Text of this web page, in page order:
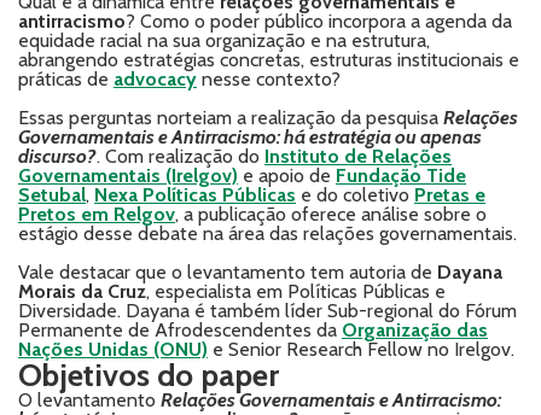
antirracismo? Como o poder público incorpora a agenda da
equidade racial na sua organização e na estrutura,
abrangendo estratégias concretas, estruturas institucionais e
práticas de advocacy nesse contexto?
Essas perguntas norteiam a realização da pesquisa Relações
Governamentais e Antirracismo: há estratégia ou apenas
discurso?. Com realização do Instituto de Relações
Governamentais (Irelgov) e apoio de Fundação Tide
Setubal, Nexa Políticas Públicas e do coletivo Pretas e
Pretos em Relgov, a publicação oferece análise sobre o
estágio desse debate na área das relações governamentais.
Vale destacar que o levantamento tem autoria de Dayana
Morais da Cruz, especialista em Políticas Públicas e
Diversidade. Dayana é também líder Sub-regional do Fórum
Permanente de Afrodescendentes da Organização das
Nações Unidas (ONU) e Senior Research Fellow no Irelgov.
Objetivos do paper
O levantamento Relações Governamentais e Antirracismo: